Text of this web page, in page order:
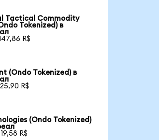
Tactical Commodity
Tokenized) в
R$
(Ondo Tokenized) в
R$
(Ondo Tokenized)
R$